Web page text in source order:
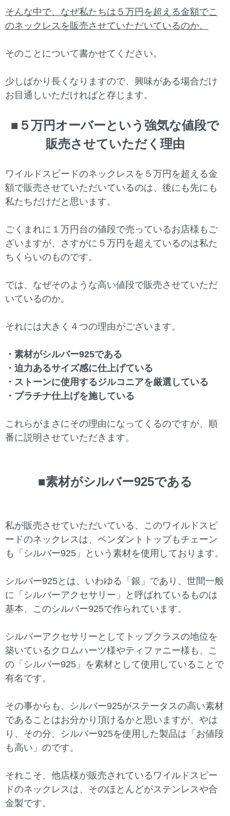
そんな中で、なぜ私たちは５万円を超える金額でこ
のネックレスを販売させていただいているのか。
そのことについて書かせてください。
少しばかり長くなりますので、興味がある場合だけ
お目通しいただければと存じます。
■５万円オーバーという強気な値段で
販売させていただく理由
ワイルドスピードのネックレスを５万円を超える金
額で販売させていただいているのは、後にも先にも
私たちだけだと思います。
ごくまれに１万円台の値段で売っているお店様もご
ざいますが、さすがに５万円を超えているのは私た
ちくらいのものです。
では、なぜそのような高い値段で販売させていただ
いているのか。
それには大きく４つの理由がございます。
・素材がシルバー925である
・迫力あるサイズ感に仕上げている
・ストーンに使用するジルコニアを厳選している
・プラチナ仕上げを施している
これらがまさにその理由になってくるのですが、順
番に説明させていただきます。
■素材がシルバー925である
私が販売させていただいている、このワイルドスピ
ードのネックレスは、ペンダントトップもチェーン
も「シルバー925」という素材を使用しております。
シルバー925とは、いわゆる「銀」であり、世間一般
に「シルバーアクセサリー」と呼ばれているものは
基本、このシルバー925で作られています。
シルバーアクセサリーとしてトップクラスの地位を
築いているクロムハーツ様やティファニー様も、こ
の「シルバー925」を素材として使用していることで
有名です。
その事からも、シルバー925がステータスの高い素材
であることはお分かり頂けるかと思いますが、やは
り、その分、シルバー925を使用した製品は「お値段
も高い」のです。
それこそ、他店様が販売されているワイルドスピー
ドのネックレスは、そのほとんどがステンレスや合
金製です。